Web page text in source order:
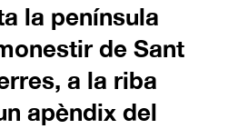
la península
de Sant
a la riba
apèndix del